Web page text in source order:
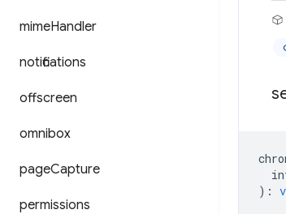
mimeHandler
notifications
offscreen
omnibox
pageCapture
permissions
) :